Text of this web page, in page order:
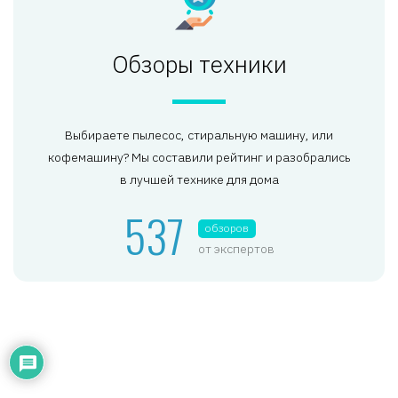
Обзоры техники
Выбираете пылесос, стиральную машину, или
кофемашину? Мы составили рейтинг и разобрались
в лучшей технике для дома
537 обзоров
от экспертов